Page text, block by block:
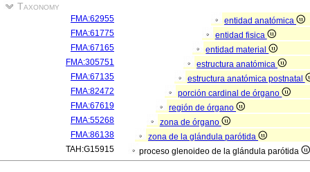
Taxonomy
FMA:62955
entidad anatómica
FMA:61775
entidad fisica
FMA:67165
entidad material
FMA:305751
estructura anatómica
FMA:67135
estructura anatómica postnatal
FMA:82472
porción cardinal de órgano
FMA:67619
región de órgano
FMA:55268
zona de órgano
FMA:86138
zona de la glándula parótida
TAH:G15915
proceso glenoideo de la glándula parótida